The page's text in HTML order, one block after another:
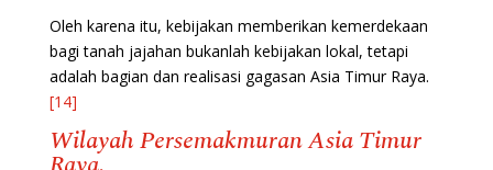
Oleh karena itu, kebijakan memberikan kemerdekaan
bagi tanah jajahan bukanlah kebijakan lokal, tetapi
adalah bagian dan realisasi gagasan Asia Timur Raya.
[14]
Wilayah Persemakmuran Asia Timur